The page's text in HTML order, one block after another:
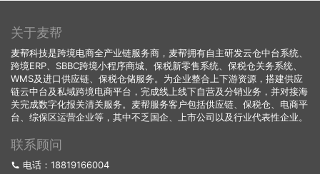
关于麦帮
麦帮科技是跨境电商全产业链服务商，麦帮拥有自主研发云仓中台系统、
跨境ERP、SBBC跨境小程序商城、保税新零售系统、保税仓关务系统、
WMS及进口供应链、保税仓储服务。为企业整合上下游资源，搭建供应
链云中台及私域跨境电商平台，完成线上线下自营及分销业务，并对接海
关完成数字化报关清关服务。麦帮服务客户包括供应链、保税仓、电商平
台、综保区运营企业等，其中不乏国企、上市公司以及行业代表性企业。
联系顾问
电话：18819166004